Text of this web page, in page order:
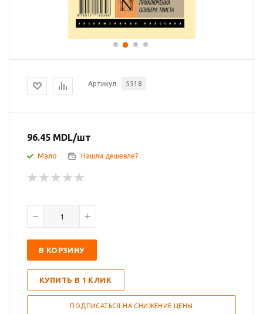
Артикул 5518
96.45 MDL/шт
Мало Нашли дешевле?
В КОРЗИНУ
КУПИТЬ В 1 КЛИК
ПОДПИСАТЬСЯ НА СНИЖЕНИЕ ЦЕНЫ